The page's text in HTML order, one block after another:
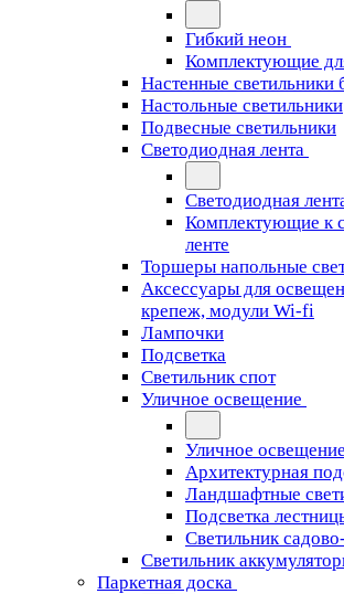
Гибкий неон
Комплектующие
Настенные светильники
Настольные светильники
Подвесные светильники
Светодиодная лента
Светодиодная
Комплектующие к
ленте
Торшеры напольные
Аксессуары для
крепеж, модули Wi-fi
Лампочки
Подсветка
Светильник спот
Уличное освещение
Уличное освещение
Архитектурная
Ландшафтные
Подсветка
Светильник
Светильник
Паркетная доска